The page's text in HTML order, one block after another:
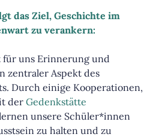
das Ziel, Geschichte im
zu verankern:
für uns Erinnerung und
zentraler Aspekt des
Durch einige Kooperationen,
der Gedenkstätte
unsere Schüler*innen
zu halten und zu